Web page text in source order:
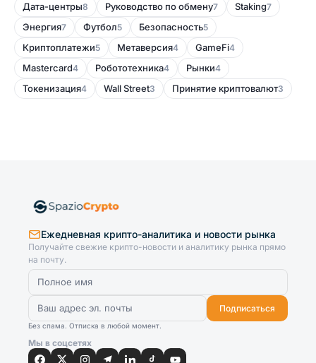
Дата-центры8 Руководство по обмену7 Staking7
Энергия7 Футбол5 Безопасность5
Криптоплатежи5 Метаверсия4 GameFi4
Mastercard4 Робототехника4 Рынки4
Токенизация4 Wall Street3 Принятие криптовалют3
Ежедневная крипто-аналитика и новости рынка
Получайте свежие крипто-новости и аналитику рынка прямо
на почту.
Подписаться
Без спама. Отписка в любой момент.
Мы в соцсетях